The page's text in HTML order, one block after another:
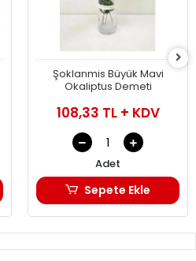
Şoklanmis Büyük Mavi
Okaliptus Demeti
108,33 TL + KDV
Adet
Sepete Ekle